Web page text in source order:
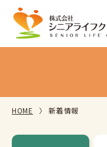
HOME 新着情報